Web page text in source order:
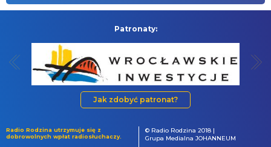
Patronaty:
Jak zdobyć patronat?
Radio Rodzina utrzymuje się z
dobrowolnych wpłat radiosłuchaczy.
© Radio Rodzina 2018 |
Grupa Medialna JOHANNEUM